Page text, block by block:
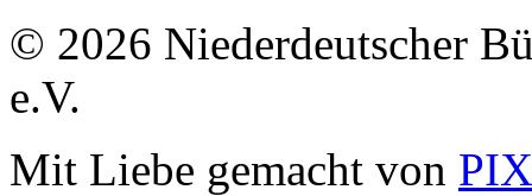
© 2026 Niederdeutscher
e.V.
Mit Liebe gemacht von